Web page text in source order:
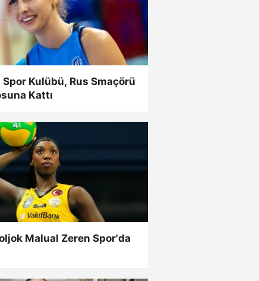
Spor Kulübü, Rus Smaçörü
Kattı
Malual Zeren Spor'da